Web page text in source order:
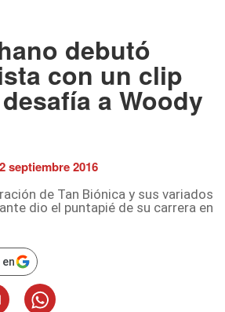
debutó
con un clip
a Woody
septiembre 2016
de Tan Biónica y sus variados
dio el puntapié de su carrera en